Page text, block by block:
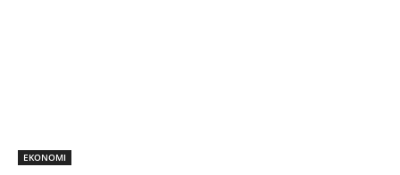
EKONOMI